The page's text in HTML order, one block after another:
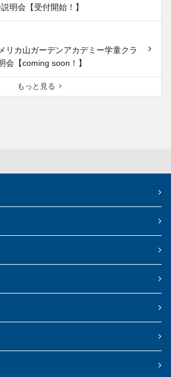
明会【受付開始！】
リカ山ガーデンアカデミー学童クラ
会【coming soon！】
もっと見る